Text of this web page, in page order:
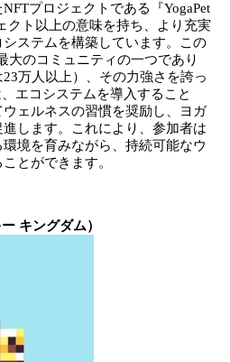
プロジェクトである『YogaPet
クト以上の意味を持ち、より充実
ステムを構築しています。この
大のコミュニティの一つであり
23万人以上）、その力強さを誇っ
エコシステムを導入すること
ェルネスの習慣を奨励し、ヨガ
します。これにより、参加者は
境を育みながら、持続可能なウ
とができます。
キングダム）